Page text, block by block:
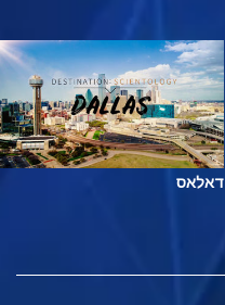
דאלאס